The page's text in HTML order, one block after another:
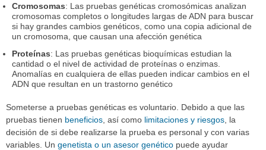
Cromosomas: Las pruebas genéticas cromosómicas analizan
cromosomas completos o longitudes largas de ADN para buscar
si hay grandes cambios genéticos, como una copia adicional de
un cromosoma, que causan una afección genética
Proteínas: Las pruebas genéticas bioquímicas estudian la
cantidad o el nivel de actividad de proteínas o enzimas.
Anomalías en cualquiera de ellas pueden indicar cambios en el
ADN que resultan en un trastorno genético
Someterse a pruebas genéticas es voluntario. Debido a que las
pruebas tienen beneficios , así como limitaciones y riesgos , la
decisión de si debe realizarse la prueba es personal y con varias
variables. Un genetista o un asesor genético puede ayudar